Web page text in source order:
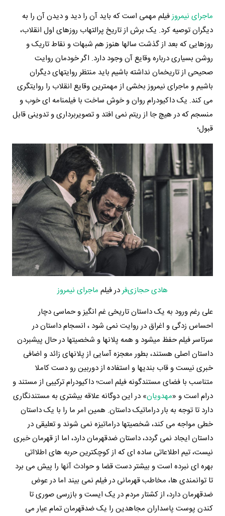
ماجرای نیمروزفیلم مهمی است که باید آن را دید و دیدن آن را به
دیگران توصیه کرد. یک برش از تاریخ پرالتهاب روزهای اول انقلاب،
روزهایی که بعد از گذشت سالها هنوز هم شبهات و نقاط تاریک و
روشن بسیاری درباره وقایع آن وجود دارد. اگر خودمان روایت
صحیحی از تاریخمان نداشته باشیم باید منتظر روایتهای دیگران
باشیم و ماجرای نیمروز بخشی از مهمترین وقایع انقلاب را روایتگری
می کند. یک داکیودرام روان و خوش ساخت با فیلمنامه ای خوب و
منسجم که در هیچ جا از ریتم نمی افتد و تصویربرداری و تدوینی قابل
قبول؛
هادی حجازی‌فردر فیلم ماجرای نیمروز
علی رغم ورود به یک داستان تاریخی غم انگیز و حماسی دچار
احساس زدگی و اغراق در روایت نمی شود ، انسجام داستان در
سرتاسر فیلم حفظ میشود و همه پلانها و شخصیتها در حال پیشبردن
داستان اصلی هستند، بطور معجزه آسایی از پلانهای زائد و اضافی
خبری نیست و قاب بندیها و استفاده از دوربین رو دست کاملا
متناسب با فضای مستندگونه فیلم است؛ داکیودرام ترکیبی از مستند و
درام است و «مهدویان» در این دوگانه علاقه بیشتری به مستندنگاری
دارد تا توجه به بار دراماتیک داستان. همین امر ما را با یک داستان
خطی مواجه می کند، شخصیتها دراماتیزه نمی شوند و تعلیقی در
داستان ایجاد نمی گردد، داستان ضدقهرمان دارد، اما از قهرمان خبری
نیست، تیم اطلاعاتی ساده ای که از کوچکترین حربه های اطلااتی
بهره ای نبرده است و بیشتر دست قضا و حوادث آنها را پیش می برد
تا توانمندی ها، مخاطب قهرمانی در فیلم نمی بیند اما در عوض
ضدقهرمان دارد، از کشتار مردم در یک ایست و بازرسی صوری تا
کندن پوست پاسداران مجاهدین را یک ضدقهرمان تمام عیار می